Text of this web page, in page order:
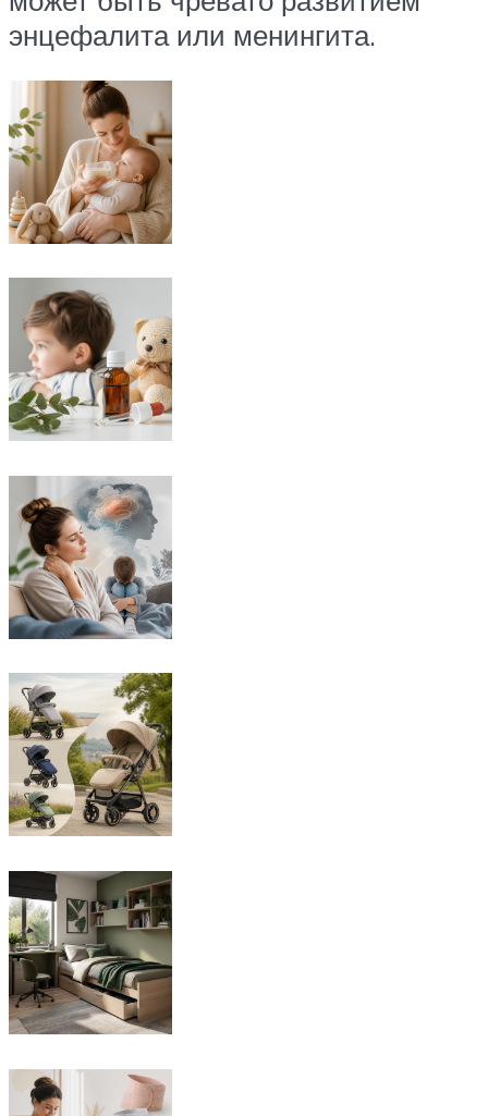
энцефалита или менингита.